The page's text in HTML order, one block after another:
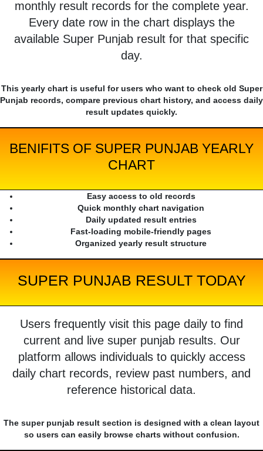
monthly result records for the complete year.
Every date row in the chart displays the
available Super Punjab result for that specific
day.
This yearly chart is useful for users who want to check old Super
Punjab records, compare previous chart history, and access daily
result updates quickly.
BENIFITS OF SUPER PUNJAB YEARLY
CHART
Easy access to old records
Quick monthly chart navigation
Daily updated result entries
Fast-loading mobile-friendly pages
Organized yearly result structure
SUPER PUNJAB RESULT TODAY
Users frequently visit this page daily to find
current and live super punjab results. Our
platform allows individuals to quickly access
daily chart records, review past numbers, and
reference historical data.
The super punjab result section is designed with a clean layout
so users can easily browse charts without confusion.